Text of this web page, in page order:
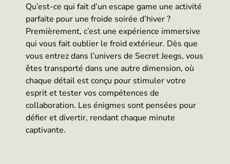
Qu’est-ce qui fait d’un escape game une activité
parfaite pour une froide soirée d’hiver ?
Premièrement, c’est une expérience immersive
qui vous fait oublier le froid extérieur. Dès que
vous entrez dans l’univers de Secret Jeegs, vous
êtes transporté dans une autre dimension, où
chaque détail est conçu pour stimuler votre
esprit et tester vos compétences de
collaboration. Les énigmes sont pensées pour
défier et divertir, rendant chaque minute
captivante.